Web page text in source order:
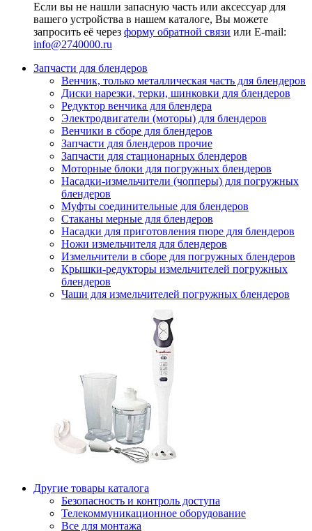
Если вы не нашли запасную часть или аксессуар для
вашего устройства в нашем каталоге, Вы можете
запросить её через форму обратной связи или E-mail:
info@2740000.ru
Запчасти для блендеров
Венчик, только металлическая часть для блендеров
Диски нарезки, терки, шинковки для блендеров
Редуктор венчика для блендера
Электродвигатели (моторы) для блендеров
Венчики в сборе для блендеров
Запчасти для блендеров прочие
Запчасти для стационарных блендеров
Моторные блоки для погружных блендеров
Насадки-измельчители (чопперы) для погружных
блендеров
Муфты соединительные для блендеров
Стаканы мерные для блендеров
Насадки для приготовления пюре для блендеров
Ножи измельчителя для блендеров
Измельчители в сборе для погружных блендеров
Крышки-редукторы измельчителей погружных
блендеров
Чаши для измельчителей погружных блендеров
Другие товары каталога
Безопасность и контроль доступа
Телекоммуникационное оборудование
Все для монтажа